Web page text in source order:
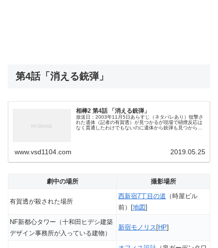
第4話「消える銃弾」
相棒2 第4話 「消える銃弾」
放送日：2003年11月5日あらすじ（ネタバレあり）狙撃さ
れた遺体（記者の有賀透）が見つかるが現場で硝煙反応は
なく貫通したわけでもないのに遺体から銃弾も見つから
www.vsd1104.com 2019.05.25
劇中の場所 撮影場所
有賀透が殺された場所
西新宿7丁目の道 （時屋ビル
前）[地図]
NF新都心タワー（十和田ヒデシ建築
デザイン事務所が入っている建物）
新宿モノリス [HP]